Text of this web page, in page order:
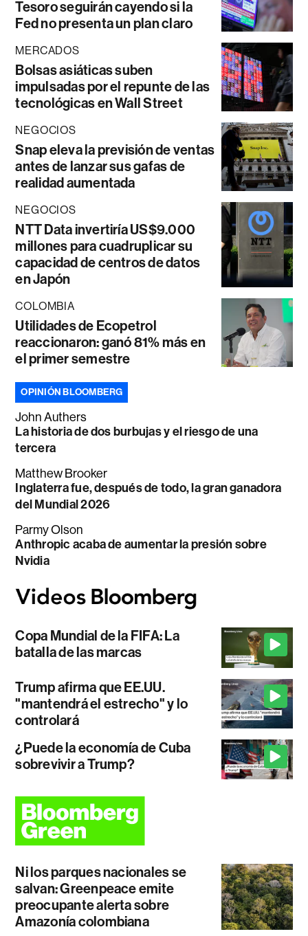
Tesoro seguirán cayendo si la
Fed no presenta un plan claro
MERCADOS
Bolsas asiáticas suben
impulsadas por el repunte de las
tecnológicas en Wall Street
NEGOCIOS
Snap eleva la previsión de ventas
antes de lanzar sus gafas de
realidad aumentada
NEGOCIOS
NTT Data invertiría US$9.000
millones para cuadruplicar su
capacidad de centros de datos
en Japón
COLOMBIA
Utilidades de Ecopetrol
reaccionaron: ganó 81% más en
el primer semestre
OPINIÓN BLOOMBERG
John Authers
La historia de dos burbujas y el riesgo de una
tercera
Matthew Brooker
Inglaterra fue, después de todo, la gran ganadora
del Mundial 2026
Parmy Olson
Anthropic acaba de aumentar la presión sobre
Nvidia
Copa Mundial de la FIFA: La
batalla de las marcas
Trump afirma que EE.UU.
"mantendrá el estrecho" y lo
controlará
¿Puede la economía de Cuba
sobrevivir a Trump?
Ni los parques nacionales se
salvan: Greenpeace emite
preocupante alerta sobre
Amazonía colombiana